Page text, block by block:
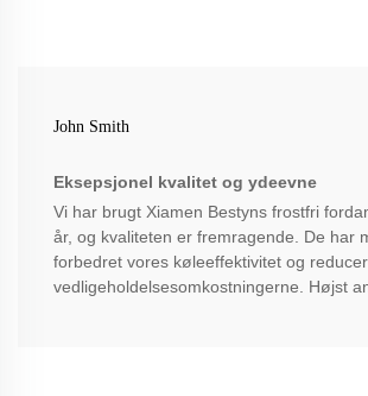
John Smith
Eksepsjonel kvalitet og ydeevne
Vi har brugt Xiamen Bestyns frostfri
år, og kvaliteten er fremragende. De har
forbedret vores køleeffektivitet og
vedligeholdelsesomkostningerne. Højst